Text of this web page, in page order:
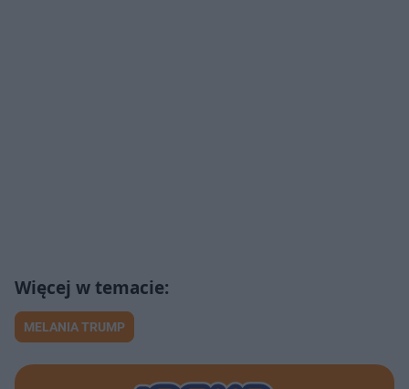
MELANIA TRUMP